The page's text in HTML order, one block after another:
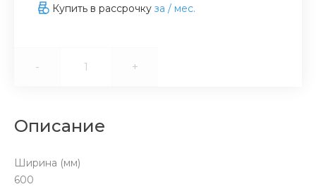
Купить в рассрочку за / мес.
- +
Описание
Ширина (мм)
600